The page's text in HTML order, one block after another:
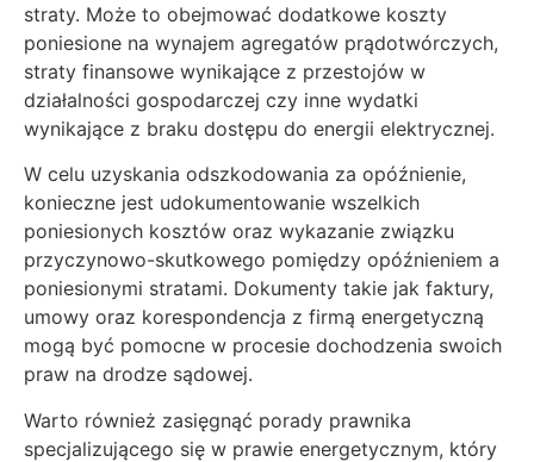
straty. Może to obejmować dodatkowe koszty
poniesione na wynajem agregatów prądotwórczych,
straty finansowe wynikające z przestojów w
działalności gospodarczej czy inne wydatki
wynikające z braku dostępu do energii elektrycznej.
W celu uzyskania odszkodowania za opóźnienie,
konieczne jest udokumentowanie wszelkich
poniesionych kosztów oraz wykazanie związku
przyczynowo-skutkowego pomiędzy opóźnieniem a
poniesionymi stratami. Dokumenty takie jak faktury,
umowy oraz korespondencja z firmą energetyczną
mogą być pomocne w procesie dochodzenia swoich
praw na drodze sądowej.
Warto również zasięgnąć porady prawnika
specjalizującego się w prawie energetycznym, który